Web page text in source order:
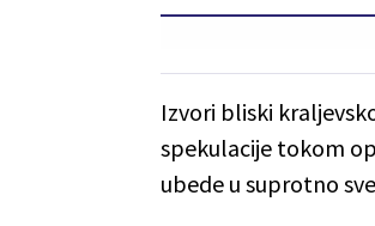
Izvori bliski
spekulacije tokom
ubede u suprotno